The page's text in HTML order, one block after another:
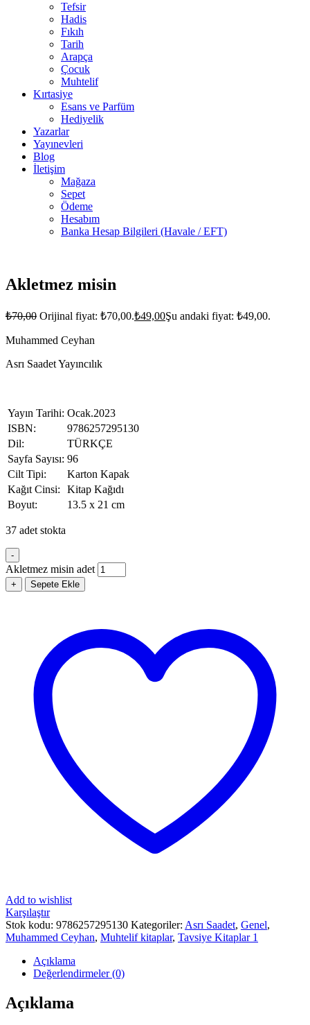
Tefsir
Hadis
Fıkıh
Tarih
Arapça
Çocuk
Muhtelif
Kırtasiye
Esans ve Parfüm
Hediyelik
Yazarlar
Yayınevleri
Blog
İletişim
Mağaza
Sepet
Ödeme
Hesabım
Banka Hesap Bilgileri (Havale / EFT)
Akletmez misin
₺70,00 Orijinal fiyat: ₺70,00.₺49,00Şu andaki fiyat: ₺49,00.
Muhammed Ceyhan
Asrı Saadet Yayıncılık
Yayın Tarihi: Ocak.2023
ISBN:
9786257295130
Dil:
TÜRKÇE
Sayfa Sayısı: 96
Cilt Tipi:
Karton Kapak
Kağıt Cinsi:
Kitap Kağıdı
Boyut:
13.5 x 21 cm
37 adet stokta
-
Akletmez misin adet
+ Sepete Ekle
Add to wishlist
Karşılaştır
Stok kodu: 9786257295130 Kategoriler: Asrı Saadet, Genel,
Muhammed Ceyhan, Muhtelif kitaplar, Tavsiye Kitaplar 1
Açıklama
Değerlendirmeler (0)
Açıklama